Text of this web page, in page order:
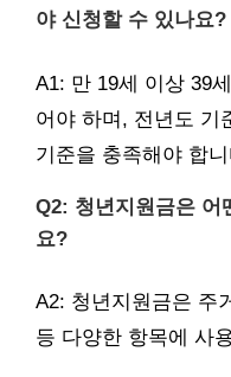
야 신청할 수 있나요?
A1: 만 19세 이상 39
어야 하며, 전년도 기
기준을 충족해야 합
Q2: 청년지원금은 어
요?
A2: 청년지원금은 주
등 다양한 항목에 사